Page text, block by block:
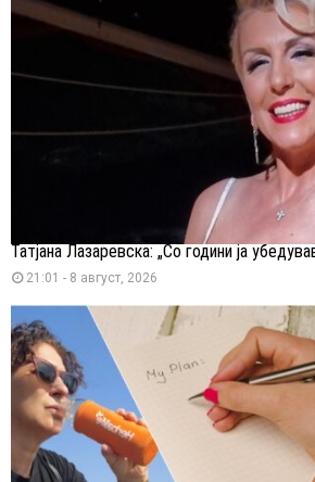
Татјана Лазаревска: „Со години ја
21:01 - 8 август, 2026